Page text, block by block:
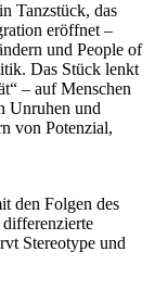
Tanzstück, das
eröffnet –
und People of
Das Stück lenkt
– auf Menschen
Unruhen und
von Potenzial,
den Folgen des
Stereotype und